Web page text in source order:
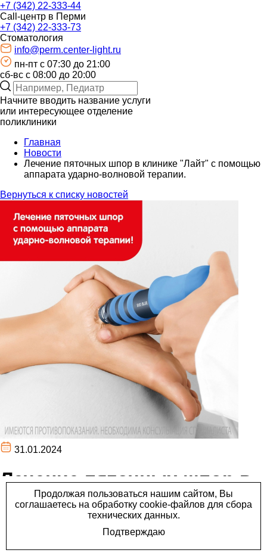
+7 (342) 22-333-44
Call-центр в Перми
+7 (342) 22-333-73
Стоматология
info@perm.center-light.ru
пн-пт c 07:30 до 21:00
сб-вс с 08:00 до 20:00
Начните вводить название услуги
или интересующее отделение
поликлиники
Главная
Новости
Лечение пяточных шпор в клинике "Лайт" с помощью
аппарата ударно-волновой терапии.
Вернуться к списку новостей
31.01.2024
Лечение пяточных шпор в
клинике "Лайт" с помощью
аппарата ударно-волновой
терапии.